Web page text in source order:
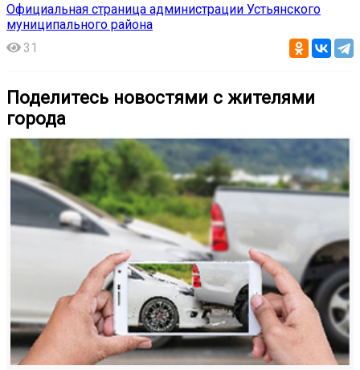
Официальная страница администрации Устьянского
муниципального района
31
Поделитесь новостями с жителями
города